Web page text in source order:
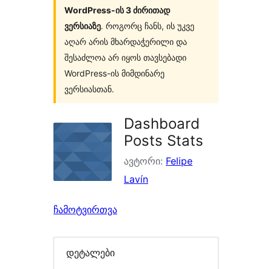
WordPress-ის 3 ძირითად
ვერსიაზე. როგორც ჩანს, ის უკვე
აღარ არის მხარდაჭერილი და
შესაძლოა არ იყოს თავსებადი
WordPress-ის მიმდინარე
ვერსიასთან.
Dashboard
Posts Stats
ავტორი: Felipe
Lavín
ჩამოტვირთვა
დეტალები